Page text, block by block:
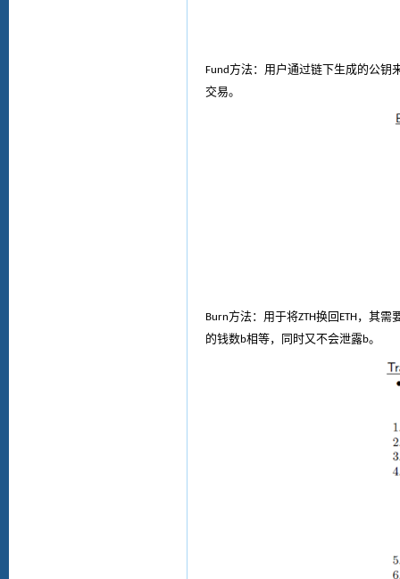
Fund方法： 用户通过链下生成的公钥
交易。
Burn方法： 用于将ZTH换回 ETH，其需
的钱数b相等， 同时又不会泄露b。